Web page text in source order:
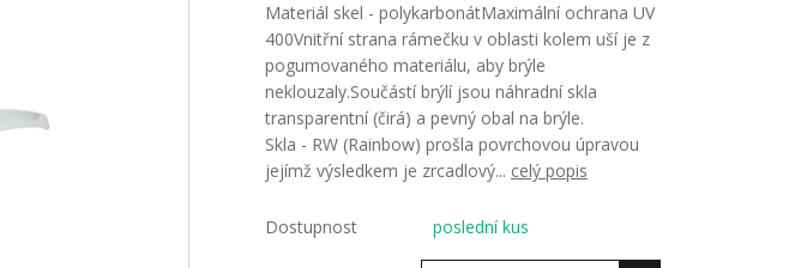
Materiál skel - polykarbonátMaximální ochrana UV
400Vnitřní strana rámečku v oblasti kolem uší je z
pogumovaného materiálu, aby brýle
neklouzaly.Součástí brýlí jsou náhradní skla
transparentní (čirá) a pevný obal na brýle.
Skla - RW (Rainbow) prošla povrchovou úpravou
jejímž výsledkem je zrcadlový... celý popis
Dostupnost poslední kus